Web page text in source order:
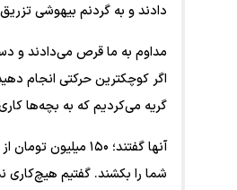
دادند و به گردنم بیهوشی
مداوم به ما قرص می‌دادند و
اگر کوچکترین حرکتی انجام
گریه می‌کردیم که به بچه‌ها
آنها گفتند؛ ۱۵۰
شما را بکشند. گفتیم هیچ‌کاری